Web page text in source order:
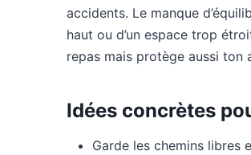
accidents. Le manque
haut ou d’un espace trop
repas mais protège aussi ton
Idées concrètes
Garde les chemins libres